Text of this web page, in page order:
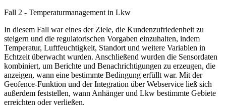
Fall 2 - Temperaturmanagement in Lkw
In diesem Fall war eines der Ziele, die Kundenzufriedenheit zu
steigern und die regulatorischen Vorgaben einzuhalten, indem
Temperatur, Luftfeuchtigkeit, Standort und weitere Variablen in
Echtzeit überwacht wurden. Anschließend wurden die Sensordaten
kombiniert, um Berichte und Benachrichtigungen zu erzeugen, die
anzeigen, wann eine bestimmte Bedingung erfüllt war. Mit der
Geofence-Funktion und der Integration über Webservice ließ sich
außerdem feststellen, wann Anhänger und Lkw bestimmte Gebiete
erreichten oder verließen.